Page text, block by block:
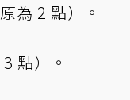
為 2 點）。
點）。